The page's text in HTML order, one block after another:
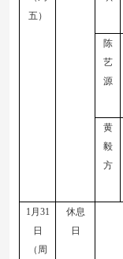
五）
陈
艺
源
黄
毅
方
1 月 31
日
（周
休息
日